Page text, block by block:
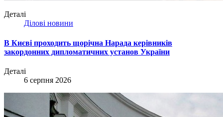
Деталі
Ділові новини
В Києві проходить щорічна Нарада керівників
закордонних дипломатичних установ України
Деталі
6 серпня 2026